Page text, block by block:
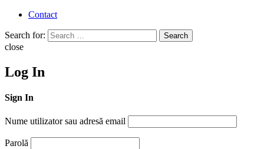
Contact
Search for: Search
close
Log In
Sign In
Nume utilizator sau adresă email
Parolă